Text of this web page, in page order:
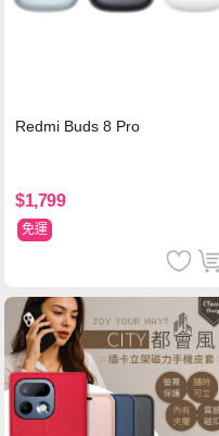
Redmi Buds 8 Pro
$1,799
免運